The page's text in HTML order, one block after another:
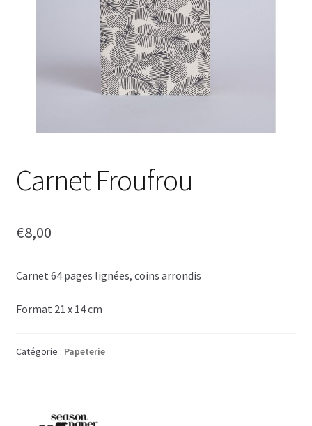
Carnet Froufrou
€8,00
Carnet 64 pages lignées, coins arrondis
Format 21 x 14 cm
Catégorie : Papeterie